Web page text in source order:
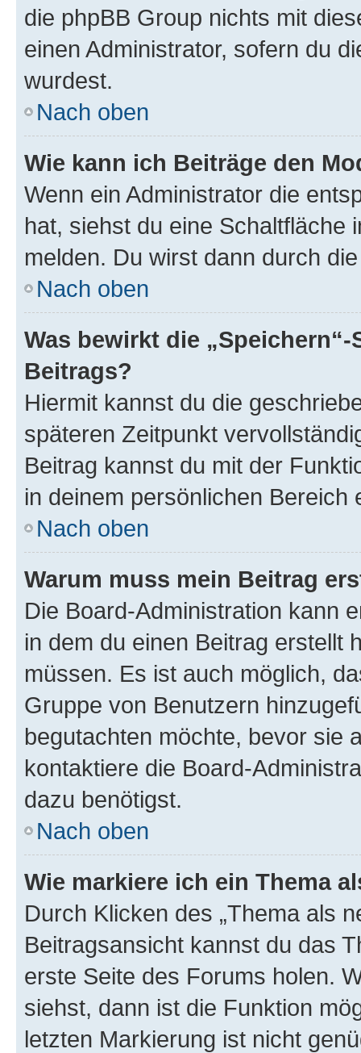
die phpBB Group nichts mit
einen Administrator, sofern du
wurdest.
Nach oben
Wie kann ich Beiträge den
Wenn ein Administrator die
hat, siehst du eine Schaltfläche
melden. Du wirst dann durch
Nach oben
Was bewirkt die
Beitrags?
Hiermit kannst du die
späteren Zeitpunkt
Beitrag kannst du mit der
in deinem persönlichen Bereich
Nach oben
Warum muss mein Beitrag
Die Board-Administration kann
in dem du einen Beitrag erstellt
müssen. Es ist auch möglich,
Gruppe von Benutzern
begutachten möchte, bevor sie
kontaktiere die Board-
dazu benötigst.
Nach oben
Wie markiere ich ein Thema
Durch Klicken des „Thema als
Beitragsansicht kannst du das
erste Seite des Forums holen.
siehst, dann ist die Funktion
letzten Markierung ist nicht